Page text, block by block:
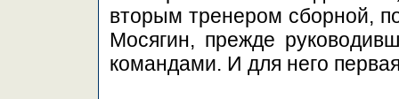
вторым тренером сборной,
Мосягин, прежде
командами. И для него